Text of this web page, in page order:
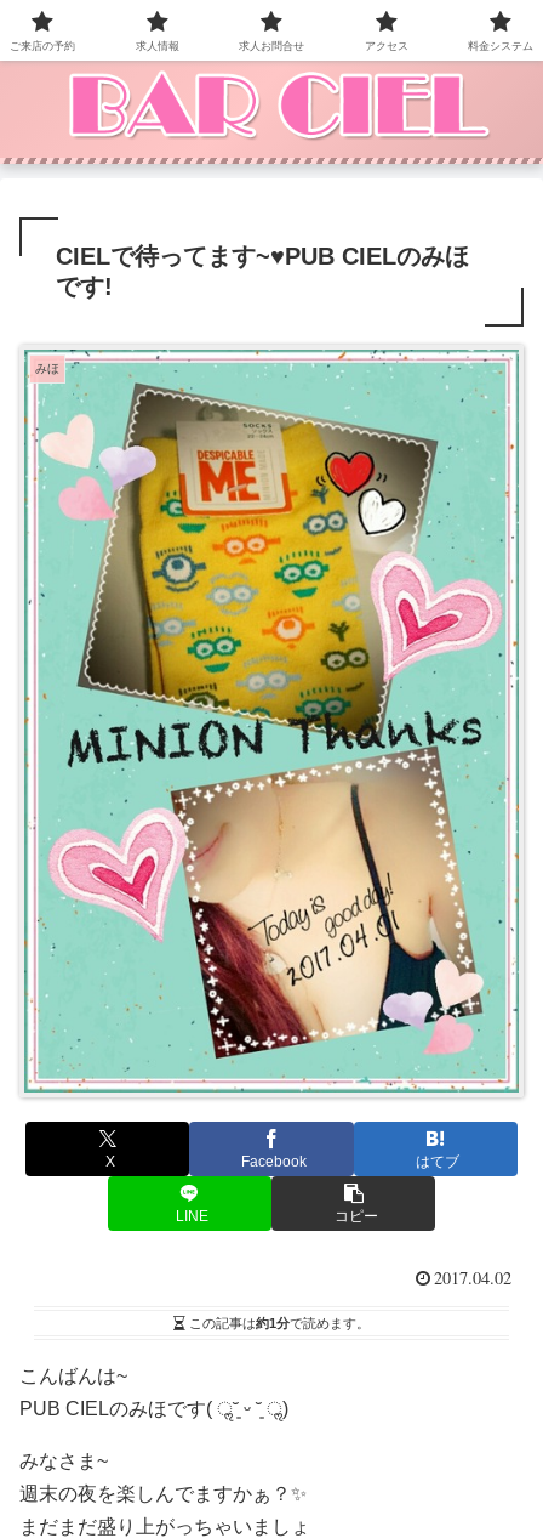
BAR CIEL！ご来店お待ちしています。
CIELで待ってます~♥PUB CIELのみほ
です!
みほ
X Facebook はてブ
LINE コピー
2017.04.02
この記事は約1分で読めます。
こんばんは~
PUB CIELのみほです( ॢ˘͈ ᵕ ˘͈ ॢ)
みなさま~
週末の夜を楽しんでますかぁ？✨
まだまだ盛り上がっちゃいましょ
ご来店の予約 求人情報 求人お問合せ アクセス 料金システム